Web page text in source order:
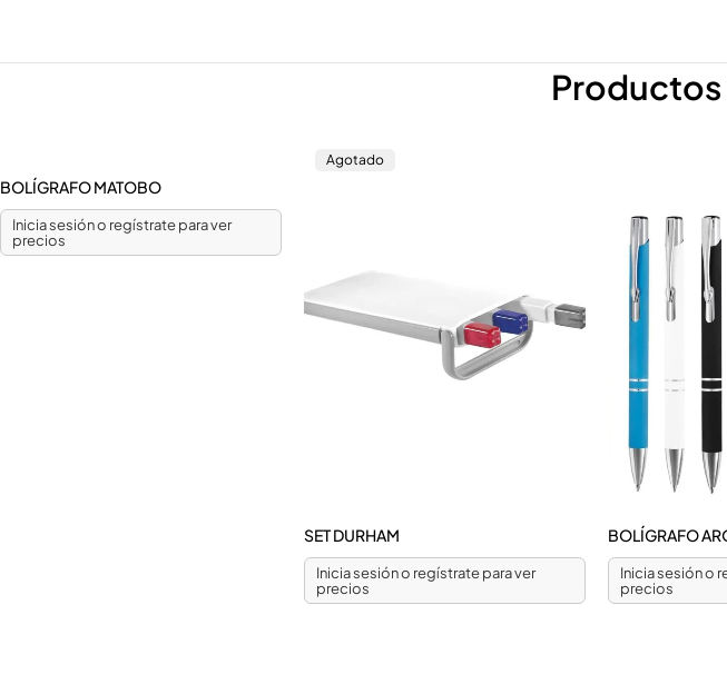
BOLÍGRAFO MATOBO
Inicia sesión o regístrate para ver
precios
Agotado
SET DURHAM
Inicia sesión o regístrate para ver
precios
BOLÍGRAFO
Inicia sesión o
precios